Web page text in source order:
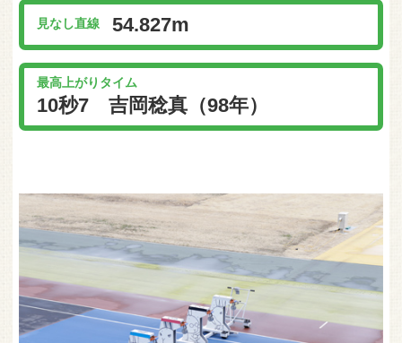
見なし直線 54.827m
最高上がりタイム
10秒7 吉岡稔真（98年）